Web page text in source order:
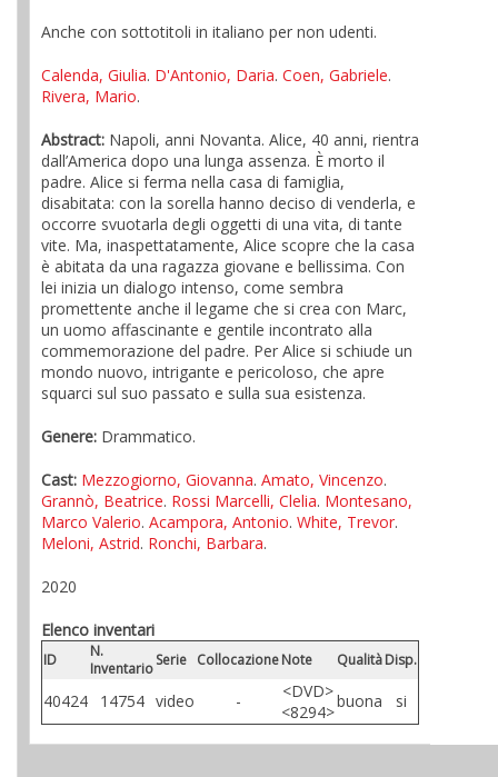
Anche con sottotitoli in italiano per non udenti.
Calenda, Giulia. D'Antonio, Daria. Coen, Gabriele.
Rivera, Mario.
Abstract: Napoli, anni Novanta. Alice, 40 anni, rientra
dall’America dopo una lunga assenza. È morto il
padre. Alice si ferma nella casa di famiglia,
disabitata: con la sorella hanno deciso di venderla, e
occorre svuotarla degli oggetti di una vita, di tante
vite. Ma, inaspettatamente, Alice scopre che la casa
è abitata da una ragazza giovane e bellissima. Con
lei inizia un dialogo intenso, come sembra
promettente anche il legame che si crea con Marc,
un uomo affascinante e gentile incontrato alla
commemorazione del padre. Per Alice si schiude un
mondo nuovo, intrigante e pericoloso, che apre
squarci sul suo passato e sulla sua esistenza.
Genere: Drammatico.
Cast: Mezzogiorno, Giovanna. Amato, Vincenzo.
Grannò, Beatrice. Rossi Marcelli, Clelia. Montesano,
Marco Valerio. Acampora, Antonio. White, Trevor.
Meloni, Astrid. Ronchi, Barbara.
2020
Elenco inventari
ID
N.
InventarioSerie CollocazioneNote QualitàDisp.
40424 14754 video -
<DVD>
<8294>
buona si